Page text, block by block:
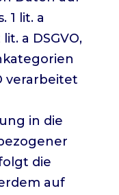
1 lit. a
a DSGVO,
verarbeitet
in die
die
auf